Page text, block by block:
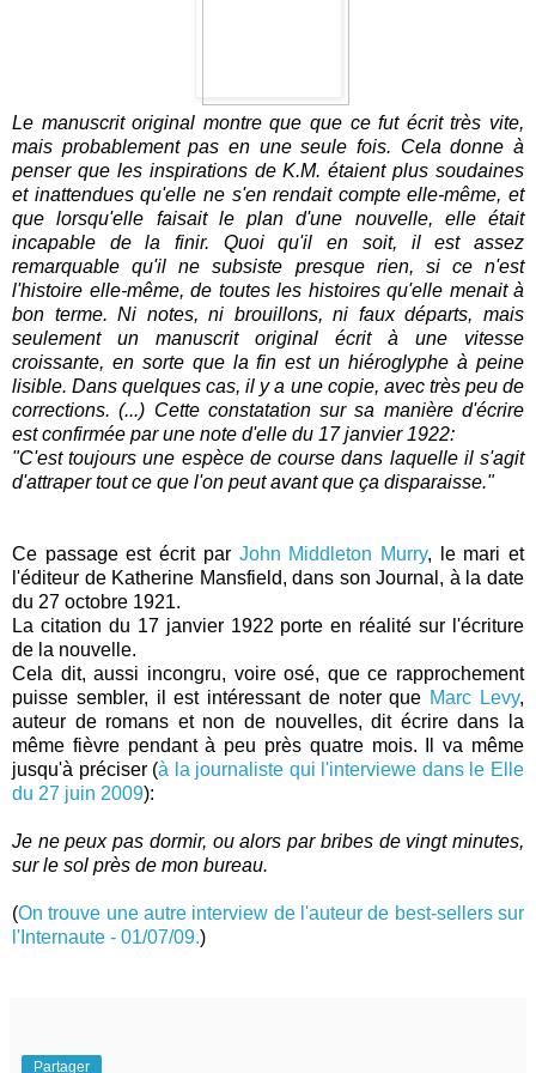
Le manuscrit original montre que que ce fut écrit très vite,
mais probablement pas en une seule fois. Cela donne à
penser que les inspirations de K.M. étaient plus soudaines
et inattendues qu'elle ne s'en rendait compte elle-même, et
que lorsqu'elle faisait le plan d'une nouvelle, elle était
incapable de la finir. Quoi qu'il en soit, il est assez
remarquable qu'il ne subsiste presque rien, si ce n'est
l'histoire elle-même, de toutes les histoires qu'elle menait à
bon terme. Ni notes, ni brouillons, ni faux départs, mais
seulement un manuscrit original écrit à une vitesse
croissante, en sorte que la fin est un hiéroglyphe à peine
lisible. Dans quelques cas, il y a une copie, avec très peu de
corrections. (...) Cette constatation sur sa manière d'écrire
est confirmée par une note d'elle du 17 janvier 1922:
"C'est toujours une espèce de course dans laquelle il s'agit
d'attraper tout ce que l'on peut avant que ça disparaisse."
Ce passage est écrit par John Middleton Murry, le mari et
l'éditeur de Katherine Mansfield, dans son Journal, à la date
du 27 octobre 1921.
La citation du 17 janvier 1922 porte en réalité sur l'écriture
de la nouvelle.
Cela dit, aussi incongru, voire osé, que ce rapprochement
puisse sembler, il est intéressant de noter que Marc Levy,
auteur de romans et non de nouvelles, dit écrire dans la
même fièvre pendant à peu près quatre mois. Il va même
jusqu'à préciser (à la journaliste qui l'interviewe dans le Elle
du 27 juin 2009):
Je ne peux pas dormir, ou alors par bribes de vingt minutes,
sur le sol près de mon bureau.
(On trouve une autre interview de l'auteur de best-sellers sur
l'Internaute - 01/07/09.)
Partager